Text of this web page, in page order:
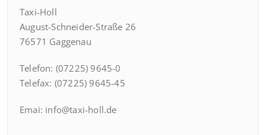
Taxi-Holl
August-Schneider-Straße 26
76571 Gaggenau
Telefon: (07225) 9645-0
Telefax: (07225) 9645-45
Emai: info@taxi-holl.de